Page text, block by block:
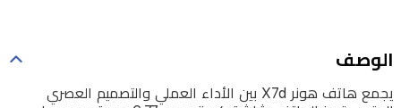
بمعالج
Qualcomm
الوصف
يجمع هاتف هونر X7d بين الأداء العملي والتصميم العصري